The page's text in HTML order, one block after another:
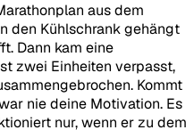
aus dem
den Kühlschrank gehängt
Dann kam eine
zwei Einheiten verpasst,
Kommt
nie deine Motivation. Es
nur, wenn er zu dem